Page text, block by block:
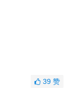
39赞